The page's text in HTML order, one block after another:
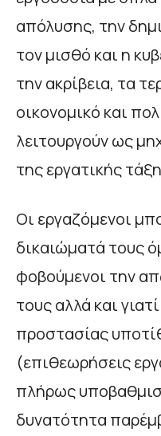
απόλυσης, την
τον μισθό και η
την ακρίβεια, τα
οικονομικό και
λειτουργούν ως
της εργατικής
Οι εργαζόμενοι
δικαιώματά τους
φοβούμενοι την
τους αλλά και
προστασίας
(επιθεωρήσεις
πλήρως
δυνατότητα